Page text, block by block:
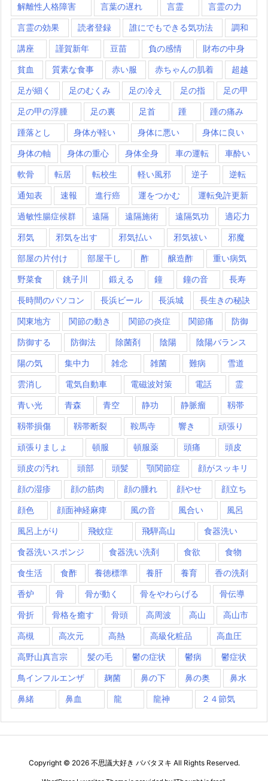
解離性人格障害 言葉の遅れ 言霊 言霊の力
言霊の効果 読者登録 誰にでもできる気功法 調和
講座 謹賀新年 豆苗 負の感情 財布の中身
貧血 質素な食事 赤い服 赤ちゃんの肌着 超越
足が細く 足のむくみ 足の冷え 足の指 足の甲
足の甲の浮腫 足の裏 足首 踵 踵の痛み
踵落とし 身体が軽い 身体に悪い 身体に良い
身体の軸 身体の重心 身体全身 車の運転 車酔い
軟骨 転居 転校生 軽い風邪 逆子 逆転
通知表 速報 進行癌 運をつかむ 運転免許更新
過敏性腸症候群 遠隔 遠隔施術 遠隔気功 適応力
邪気 邪気を出す 邪気払い 邪気祓い 邪魔
部屋の片付け 部屋干し 酢 醸造酢 重い病気
野菜食 銚子川 鍛える 鐘 鐘の音 長寿
長時間のパソコン 長浜ビール 長浜城 長生きの秘訣
関東地方 関節の動き 関節の炎症 関節痛 防御
防御する 防御法 除菌剤 陰陽 陰陽バランス
陽の気 集中力 雑念 雑菌 難病 雪道
雲消し 電気自動車 電磁波対策 電話 霊
青い光 青森 青空 静功 静脈瘤 靱帯
靱帯損傷 靱帯断裂 鞍馬寺 響き 頑張り
頑張りましょ 頓服 頓服薬 頭痛 頭皮
頭皮の汚れ 頭部 頭髪 顎関節症 顔がスッキリ
顔の湿疹 顔の筋肉 顔の腫れ 顔やせ 顔立ち
顔色 顔面神経麻痺 風の音 風合い 風呂
風呂上がり 飛蚊症 飛騨高山 食器洗い
食器洗いスポンジ 食器洗い洗剤 食欲 食物
食生活 食酢 養徳標準 養肝 養育 香の洗剤
香炉 骨 骨が動く 骨をやわらげる 骨伝導
骨折 骨格を癒す 骨頭 高周波 高山 高山市
高槻 高次元 高熱 高級化粧品 高血圧
高野山真言宗 髪の毛 鬱の症状 鬱病 鬱症状
鳥インフルエンザ 麹菌 鼻の下 鼻の奥 鼻水
鼻緒 鼻血 龍 龍神 ２４節気
Copyright © 2026 不思議大好き ババタヌキ All Rights Reserved.